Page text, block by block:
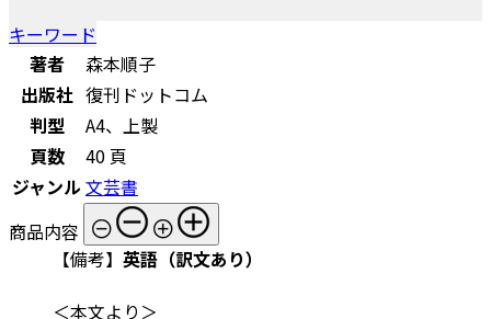
キーワード
著者
森本順子
出版社 復刊ドットコム
判型
A4、上製
頁数
40 頁
ジャンル文芸書
商品内容
【備考】 英語（訳文あり）
＜本文より＞